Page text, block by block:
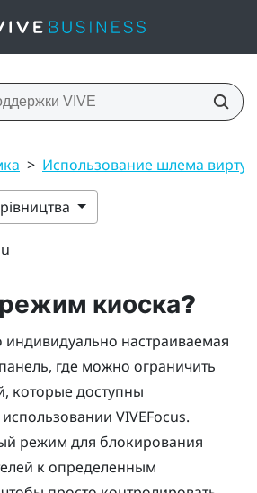
> Использование шлема
режим киоска?
индивидуально настраиваемая
где можно ограничить
которые доступны
VIVEFocus.
режим для блокирования
к определенным